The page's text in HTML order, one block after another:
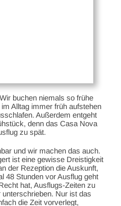
buchen niemals so frühe
Alltag immer früh aufstehen
Außerdem entgeht
denn das Casa Nova
zu spät.
und wir machen das auch.
ist eine gewisse Dreistigkeit
der Rezeption die Auskunft,
48 Stunden vor Ausflug geht
hat, Ausflugs-Zeiten zu
Nur ist das
die Zeit vorverlegt,